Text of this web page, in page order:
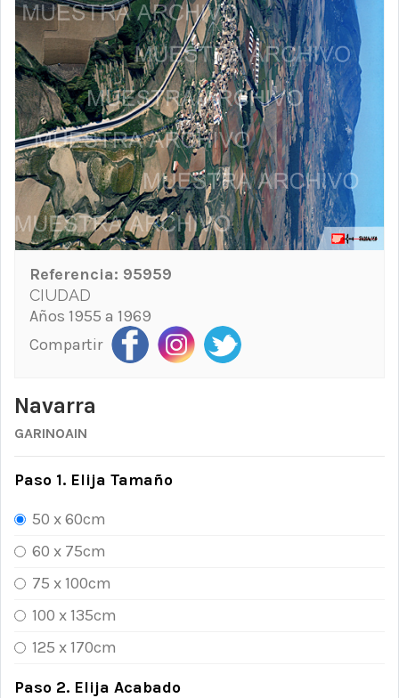
Referencia: 95959
CIUDAD
Años 1955 a 1969
Compartir
Navarra
GARINOAIN
Paso 1. Elija Tamaño
50 x 60cm
60 x 75cm
75 x 100cm
100 x 135cm
125 x 170cm
Paso 2. Elija Acabado